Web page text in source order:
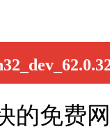
的免费